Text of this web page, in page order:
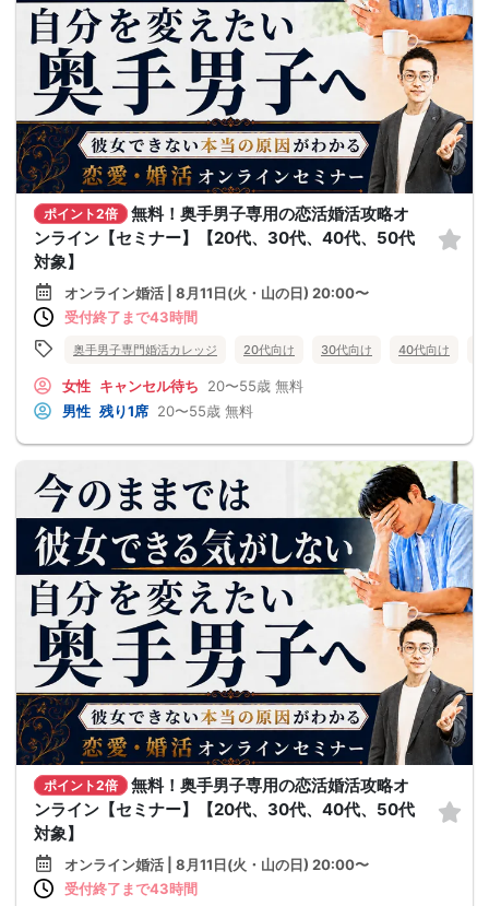
ポイント2倍
無料！奥手男子専用の恋活婚活攻略オ
ンライン【セミナー】【20代、30代、40代、50代
対象】
オンライン婚活 | 8月11日(火・山の日) 20:00〜
受付終了まで43時間
奥手男子専門婚活カレッジ 20代向け 30代向け 40代向け
女性 キャンセル待ち 20〜55歳 無料
男性 残り1席 20〜55歳 無料
ポイント2倍
無料！奥手男子専用の恋活婚活攻略オ
ンライン【セミナー】【20代、30代、40代、50代
対象】
オンライン婚活 | 8月11日(火・山の日) 20:00〜
受付終了まで43時間